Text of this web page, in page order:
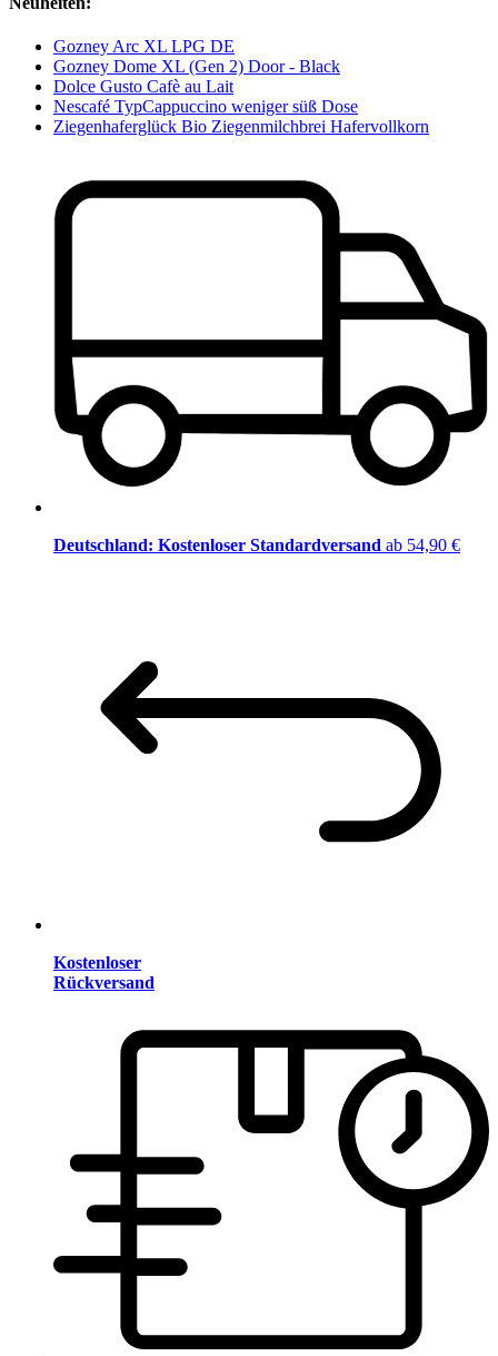
Gozney Arc XL LPG DE
Gozney Dome XL (Gen 2) Door - Black
Dolce Gusto Cafè au Lait
Nescafé TypCappuccino weniger süß Dose
Ziegenhaferglück Bio Ziegenmilchbrei Hafervollkorn
Deutschland: Kostenloser Standardversand ab 54,90 €
Kostenloser
Rückversand